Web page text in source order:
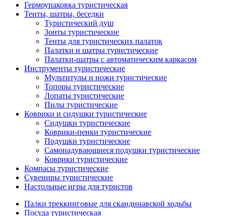
Гермоупаковка туристическая
Тенты, шатры, беседки
Туристический душ
Зонты туристические
Тенты для туристических палаток
Палатки и шатры туристические
Палатки-шатры с автоматическим каркасом
Инструменты туристические
Мультитулы и ножи туристические
Топоры туристические
Лопаты туристические
Пилы туристические
Коврики и сидушки туристические
Сидушки туристические
Коврики-пенки туристические
Подушки туристические
Самонадувающиеся подушки туристические
Коврики туристические
Компасы туристические
Сувениры туристические
Настольные игры для туристов
Палки треккинговые для скандинавской ходьбы
Посуда туристическая